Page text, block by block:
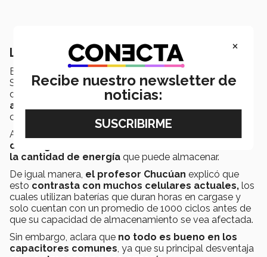
Los supercapacitores y el uso de energía
El profesor del área de ingenierías de campus
Sinaloa,Edgar Chucúan, quién los acompañó en el
desarollo del proyecto, explicó que una opción de
almacenamiento de energía eléctrica
capacitores.
Además, destaca que
descargase millones de veces sin ver disminuida
la cantidad de energía que puede almacenar.
De igual manera, el profesor Chucúan explicó que
esto contrasta con muchos celulares actuales, los
cuales utilizan baterías que duran horas en cargase y
solo cuentan con un promedio de 1000 ciclos antes de
que su capacidad de almacenamiento se vea afectada.
Sin embargo, aclara que no todo es bueno en los
capacitores comunes, ya que su principal desventaja
×
Recibe nuestro newsletter de
noticias: